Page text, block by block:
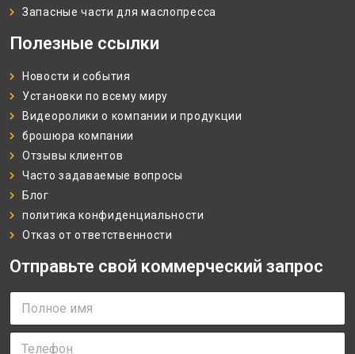
Запасные части для маслопресса
Полезные ссылки
Новости и события
Установки по всему миру
Видеоролики о компании и продукции
брошюра компании
Отзывы клиентов
Часто задаваемые вопросы
Блог
политика конфиденциальности
Отказ от ответственности
Отправьте свой коммерческий запрос
П
л
Т